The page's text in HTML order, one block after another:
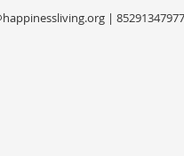
| 85291347977